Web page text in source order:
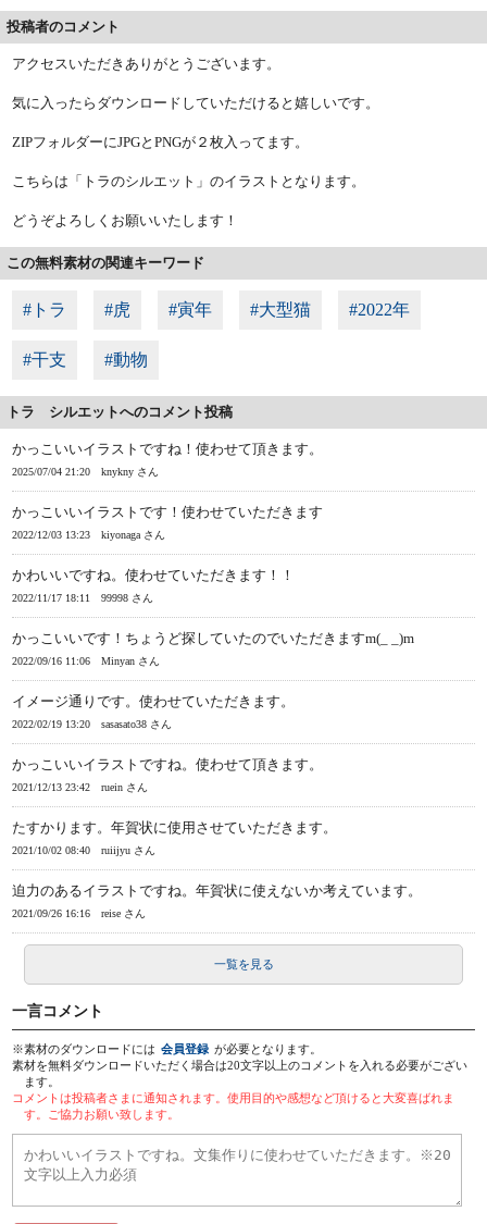
投稿者のコメント
アクセスいただきありがとうございます。
気に入ったらダウンロードしていただけると嬉しいです。
ZIPフォルダーにJPGとPNGが２枚入ってます。
こちらは「トラのシルエット」のイラストとなります。
どうぞよろしくお願いいたします！
この無料素材の関連キーワード
#トラ #虎 #寅年 #大型猫 #2022年
#干支 #動物
トラ シルエットへのコメント投稿
かっこいいイラストですね！使わせて頂きます。
2025/07/04 21:20 knykny さん
かっこいいイラストです！使わせていただきます
2022/12/03 13:23 kiyonaga さん
かわいいですね。使わせていただきます！！
2022/11/17 18:11 99998 さん
かっこいいです！ちょうど探していたのでいただきますm(_ _)m
2022/09/16 11:06 Minyan さん
イメージ通りです。使わせていただきます。
2022/02/19 13:20 sasasato38 さん
かっこいいイラストですね。使わせて頂きます。
2021/12/13 23:42 ruein さん
たすかります。年賀状に使用させていただきます。
2021/10/02 08:40 ruiijyu さん
迫力のあるイラストですね。年賀状に使えないか考えています。
2021/09/26 16:16 reise さん
一覧を見る
一言コメント
※素材のダウンロードには 会員登録 が必要となります。
素材を無料ダウンロードいただく場合は20文字以上のコメントを入れる必要がござい
ます。
コメントは投稿者さまに通知されます。使用目的や感想など頂けると大変喜ばれま
す。ご協力お願い致します。